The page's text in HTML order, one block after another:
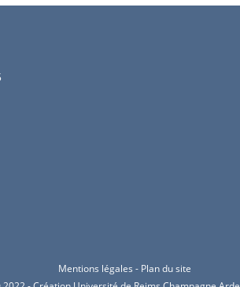
Mentions légales - Plan du site